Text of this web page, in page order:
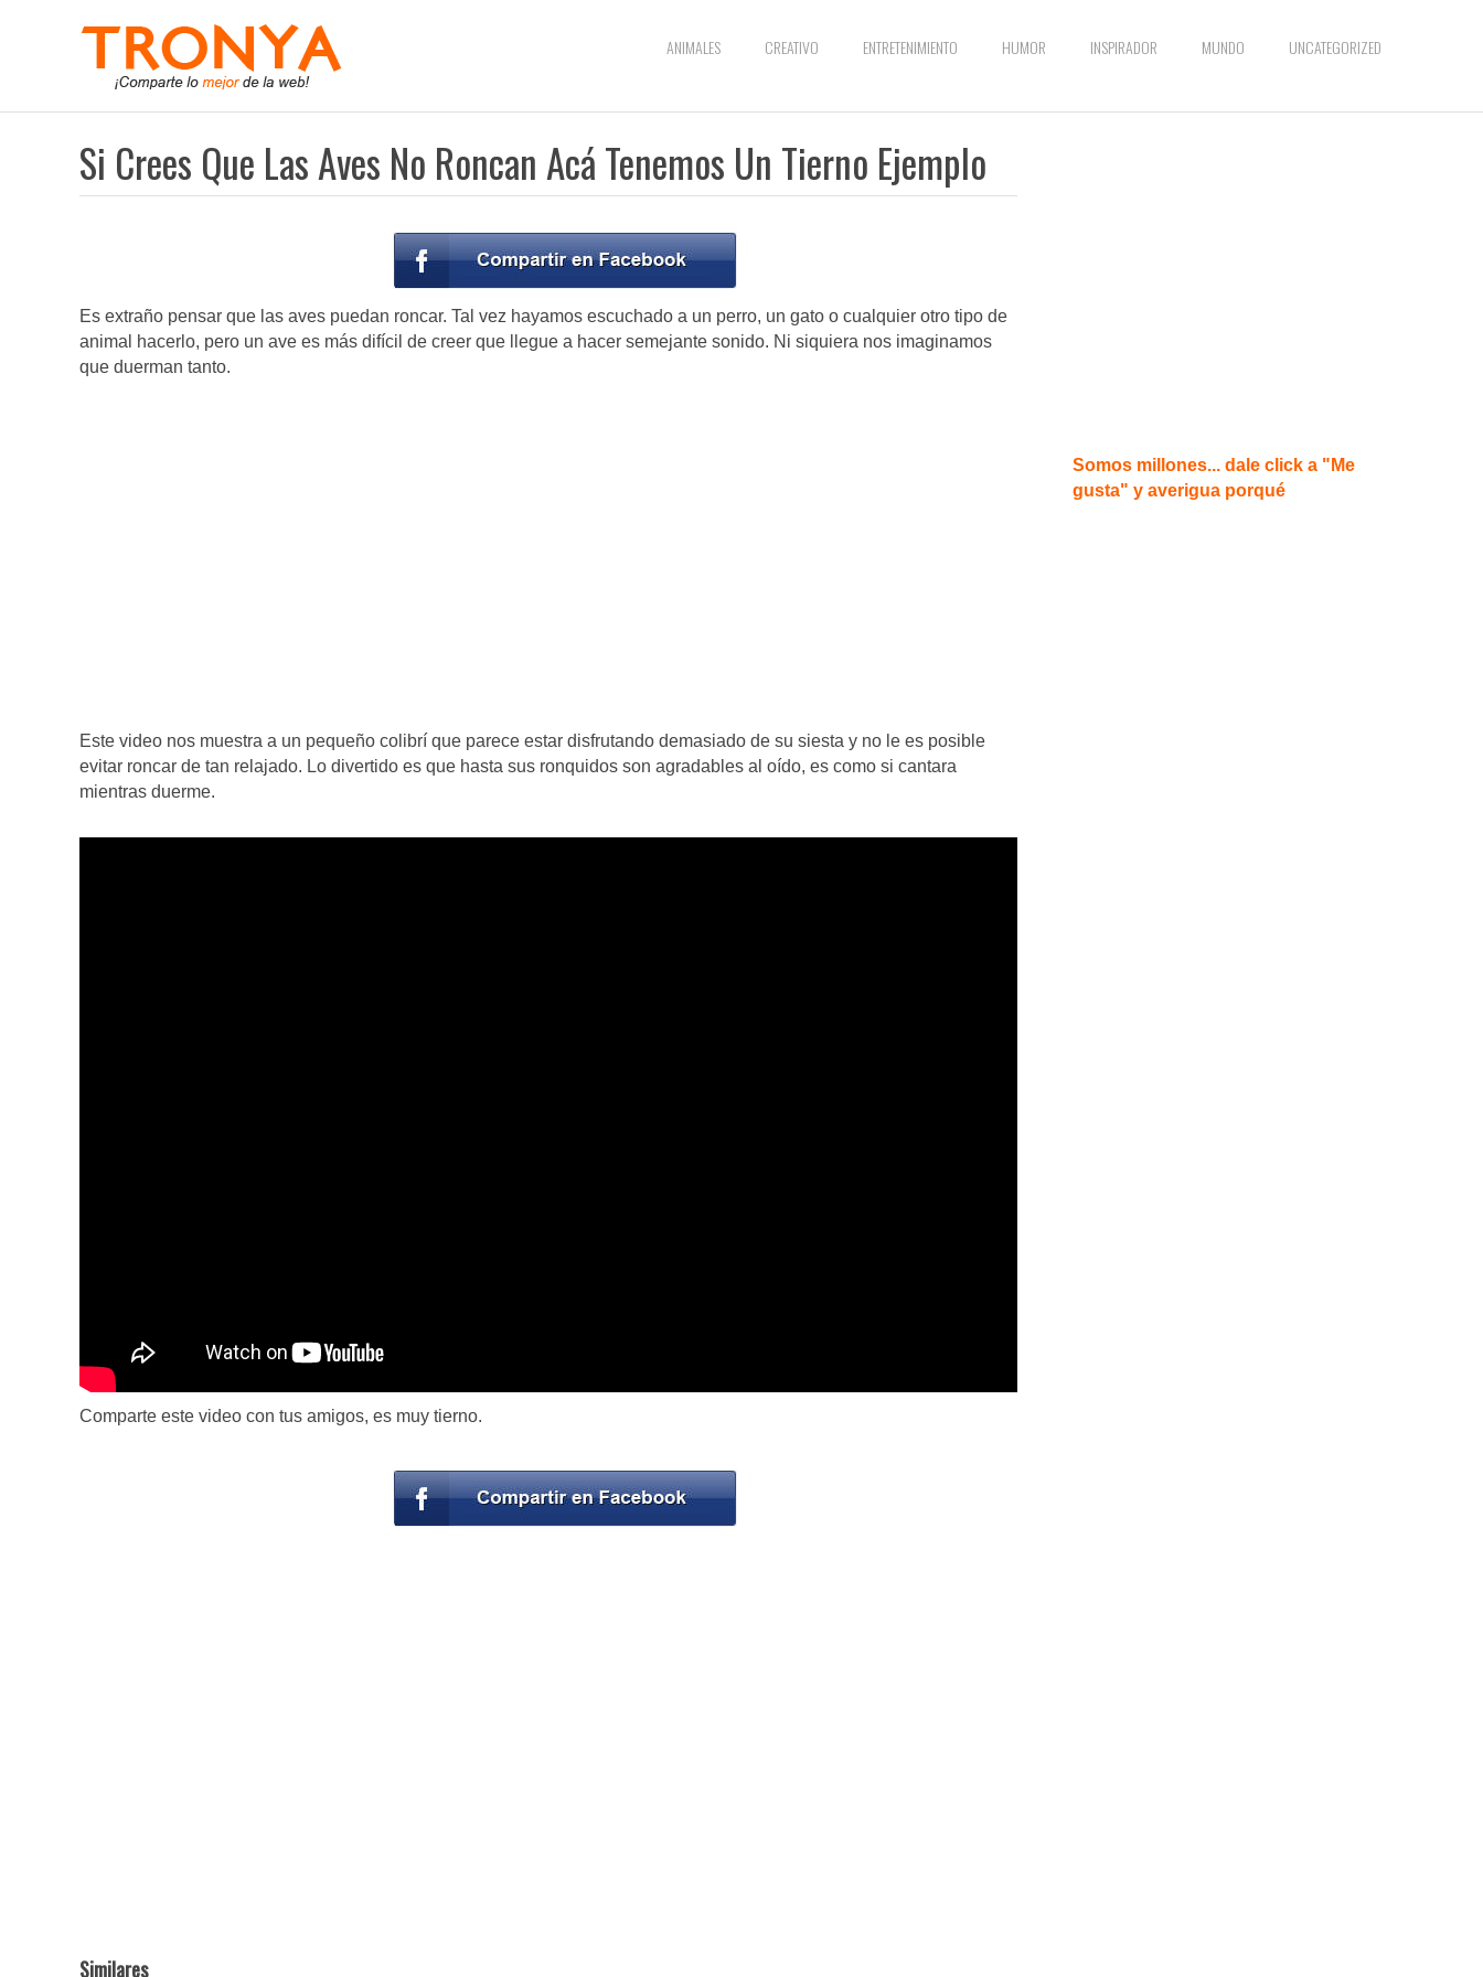
ANIMALES CREATIVO ENTRETENIMIENTO HUMOR INSPIRADOR MUNDO UNCATEGORIZED
Si Crees Que Las Aves No Roncan Acá Tenemos Un Tierno Ejemplo
Es extraño pensar que las aves puedan roncar. Tal vez hayamos escuchado a un perro, un gato o cualquier otro tipo de
animal hacerlo, pero un ave es más difícil de creer que llegue a hacer semejante sonido. Ni siquiera nos imaginamos
que duerman tanto.
Este video nos muestra a un pequeño colibrí que parece estar disfrutando demasiado de su siesta y no le es posible
evitar roncar de tan relajado. Lo divertido es que hasta sus ronquidos son agradables al oído, es como si cantara
mientras duerme.
Comparte este video con tus amigos, es muy tierno.
Similares
Somos millones... dale click a "Me
gusta" y averigua porqué